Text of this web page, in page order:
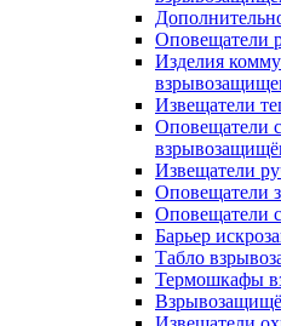
Оповещатели
Изделия
Извещатели
Оповещатели
Извещатели
Оповещатели
Оповещатели
Барьер
Табло
Термошкафы